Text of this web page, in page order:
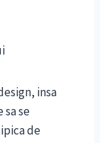
insa
sa se
de